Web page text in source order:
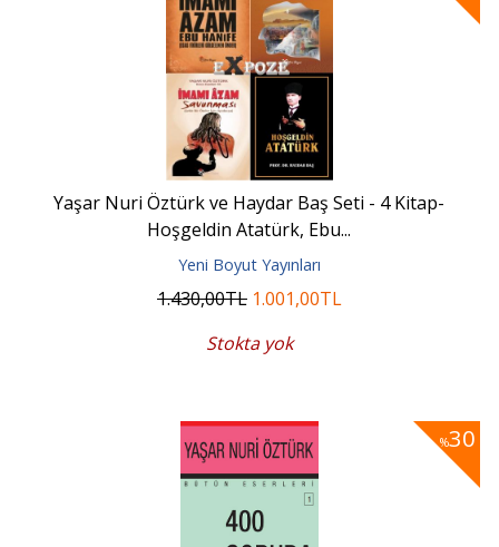
Yaşar Nuri Öztürk ve Haydar Baş Seti - 4 Kitap-
Hoşgeldin Atatürk, Ebu...
Yeni Boyut Yayınları
1.430,00TL 1.001,00TL
Stokta yok
%30